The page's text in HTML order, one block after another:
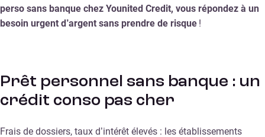
perso sans banque chez Younited Credit, vous répondez à un
besoin urgent d’argent sans prendre de risque !
Prêt personnel sans banque : un
crédit conso pas cher
Frais de dossiers, taux d’intérêt élevés : les établissements